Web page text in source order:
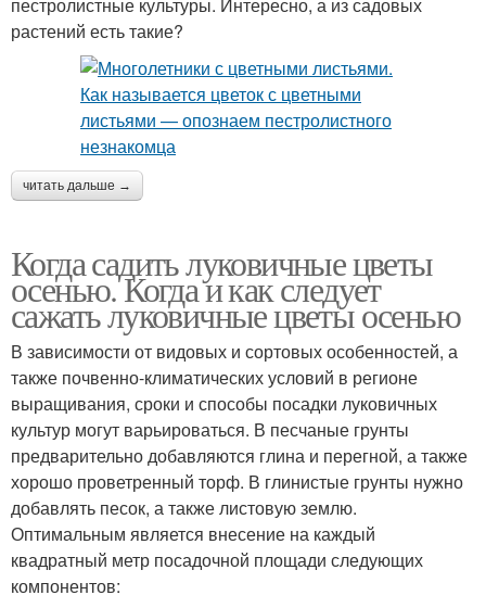
растений есть такие?
читать дальше →
Когда садить луковичные цветы
осенью. Когда и как следует
сажать луковичные цветы осенью
В зависимости от видовых и сортовых особенностей, а
также почвенно-климатических условий в регионе
выращивания, сроки и способы посадки луковичных
культур могут варьироваться. В песчаные грунты
предварительно добавляются глина и перегной, а также
хорошо проветренный торф. В глинистые грунты нужно
добавлять песок, а также листовую землю.
Оптимальным является внесение на каждый
квадратный метр посадочной площади следующих
компонентов: